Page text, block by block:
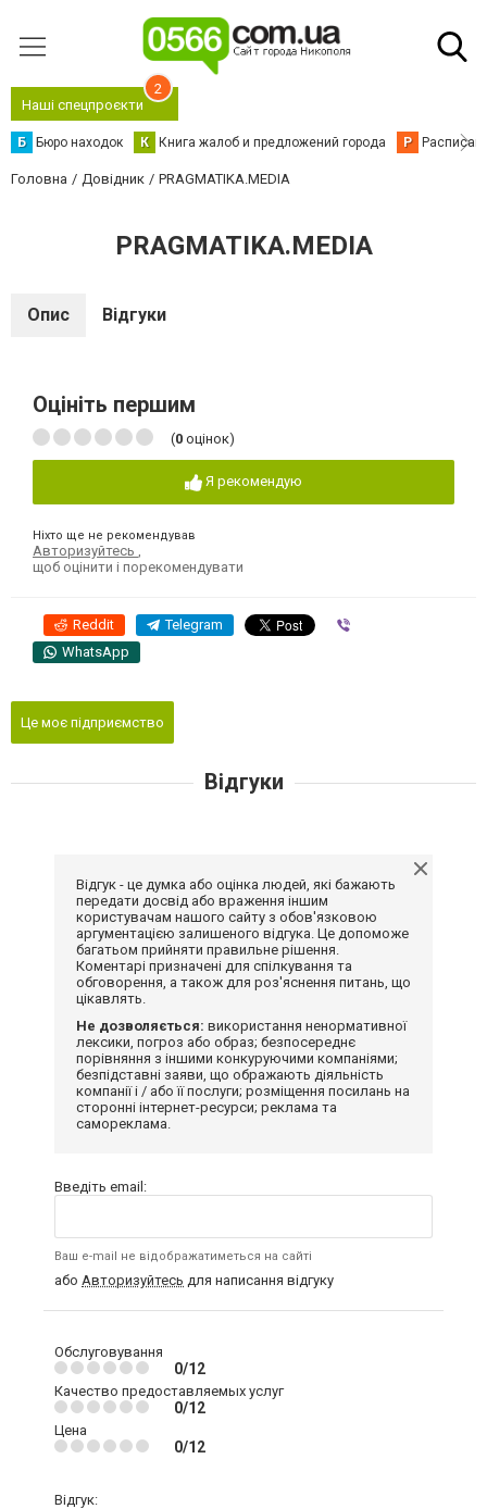
Наші спецпроєкти
2
Б Бюро находок К Книга жалоб и предложений города Р
Головна Довідник PRAGMATIKA.MEDIA
PRAGMATIKA.MEDIA
Опис Відгуки
Оцініть першим
(0 оцінок)
Я рекомендую
Ніхто ще не рекомендував
Авторизуйтесь
щоб оцінити і порекомендувати
Reddit Telegram
WhatsApp
Це моє підприємство
Відгуки
Відгук - це думка або оцінка людей, які бажають
передати досвід або враження іншим
користувачам нашого сайту з обов'язковою
аргументацією залишеного відгука. Це допоможе
багатьом прийняти правильне рішення.
Коментарі призначені для спілкування та
обговорення, а також для роз'яснення питань, що
цікавлять.
Не дозволяється: використання ненормативної
лексики, погроз або образ; безпосереднє
порівняння з іншими конкуруючими компаніями;
безпідставні заяви, що ображають діяльність
компанії і / або її послуги; розміщення посилань на
сторонні інтернет-ресурси; реклама та
самореклама.
Введіть email:
Ваш e-mail не відображатиметься на сайті
або Авторизуйтесь для написання відгуку
Обслуговування
0/12
Качество предоставляемых услуг
0/12
Цена
0/12
Відгук: